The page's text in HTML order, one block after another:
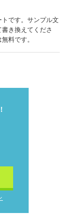
です。サンプル文
き換えてくださ
料です。